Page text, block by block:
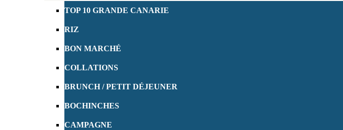
TOP 10 GRANDE CANARIE
RIZ
BON MARCHÉ
COLLATIONS
BRUNCH / PETIT DÉJEUNER
BOCHINCHES
CAMPAGNE